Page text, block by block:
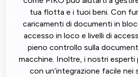
tua flotta e i tuoi beni. Con
caricamenti di documenti in
accesso in loco e livelli di
pieno controllo sulla
macchine. Inoltre, i nostri
con un’integrazione facile nei